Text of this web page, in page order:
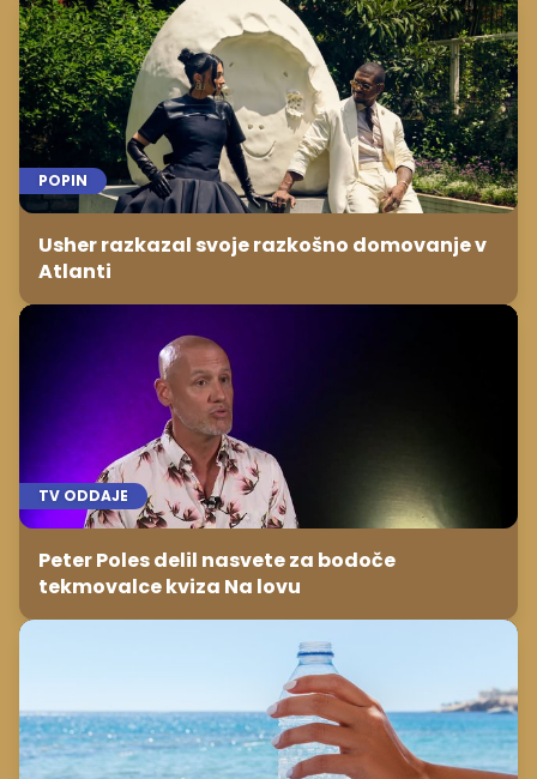
POPIN
Usher razkazal svoje razkošno domovanje v
Atlanti
TV ODDAJE
Peter Poles delil nasvete za bodoče
tekmovalce kviza Na lovu